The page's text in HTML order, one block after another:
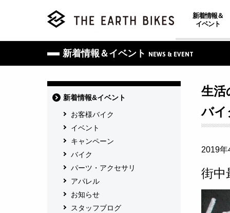
新着情報＆
イベント
新着情報＆イベント NEWS & EVENT
生活
バイ
2019
街中
新着情報&イベント
お客様バイク
イベント
キャンペーン
バイク
パーツ・アクセサリ
アパレル
お知らせ
スタッフブログ